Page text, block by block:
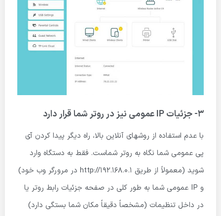
3- جزئیات IP عمومی نیز در روتر شما قرار دارد
با عدم استفاده از روشهای آنلاین بالا، راه دیگر پیدا کردن آی
پی عمومی شما نگاه به روتر شماست. فقط به دستگاه وارد
شوید (معمولاً از طریق http://192.168.0.1 در مرورگر وب خود)
و IP عمومی شما به طور کلی در صفحه جزئیات رابط روتر یا
در داخل تنظیمات (مشخصاً دقیقاً مکان شما بستگی دارد)